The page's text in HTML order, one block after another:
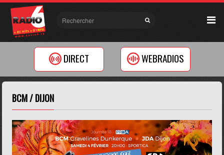
DIRECT WEBRADIOS
BCM / DIJON